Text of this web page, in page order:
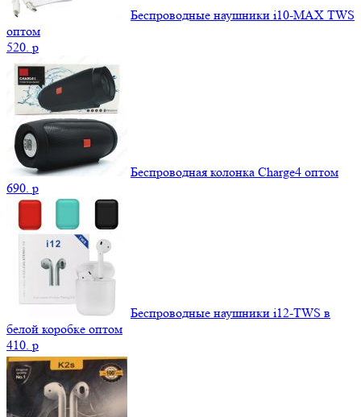
Беспроводные наушники i10-MAX TWS
оптом
520. p
Беспроводная колонка Charge4 оптом
690. p
Беспроводные наушники i12-TWS в
белой коробке оптом
410. p